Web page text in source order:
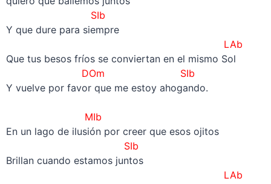
SIb
Y que dure para siempre
LAb
Que tus besos fríos se conviertan en el mismo Sol
DOm SIb
Y vuelve por favor que me estoy ahogando.
MIb
En un lago de ilusión por creer que esos ojitos
SIb
Brillan cuando estamos juntos
LAb